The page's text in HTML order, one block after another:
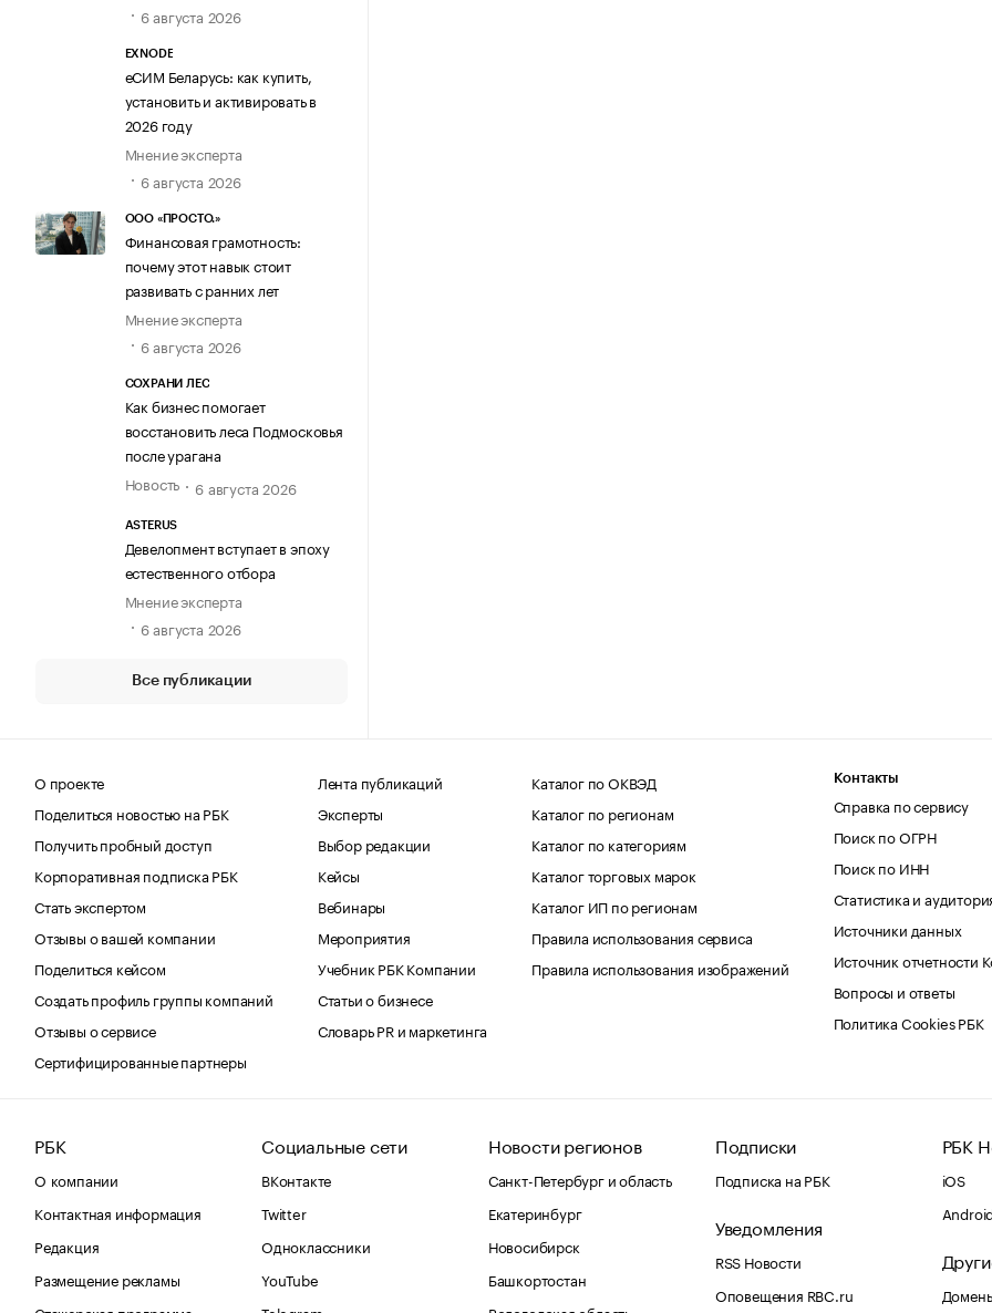
6 августа 2026
EXNODE
еСИМ Беларусь: как купить,
установить и активировать в
2026 году
Мнение эксперта
6 августа 2026
ООО «ПРОСТО.»
Финансовая грамотность:
почему этот навык стоит
развивать с ранних лет
Мнение эксперта
6 августа 2026
СОХРАНИ ЛЕС
Как бизнес помогает
восстановить леса Подмосковья
после урагана
Новость
6 августа 2026
ASTERUS
Девелопмент вступает в эпоху
естественного отбора
Мнение эксперта
6 августа 2026
Все публикации
О проекте
Поделиться новостью на РБК
Получить пробный доступ
Корпоративная подписка РБК
Стать экспертом
Отзывы о вашей компании
Поделиться кейсом
Создать профиль группы компаний
Отзывы о сервисе
Сертифицированные партнеры
Лента публикаций
Эксперты
Выбор редакции
Кейсы
Вебинары
Мероприятия
Учебник РБК Компании
Статьи о бизнесе
Словарь PR и маркетинга
Каталог по ОКВЭД
Каталог по регионам
Каталог по категориям
Каталог торговых марок
Каталог ИП по регионам
Правила использования сервиса
Правила использования изображений
Контакты
Справка по сервису
Поиск по ОГРН
Поиск по ИНН
Статистика и
Источники данных
Источник отчетности
Вопросы и ответы
Политика Cookies РБК
РБК
О компании
Контактная информация
Редакция
Размещение рекламы
Социальные сети
ВКонтакте
Twitter
Одноклассники
YouTube
Новости регионов
Санкт-Петербург и область
Екатеринбург
Новосибирск
Башкортостан
Подписки
Подписка на РБК
Уведомления
RSS Новости
Оповещения RBC.ru
РБК
iOS